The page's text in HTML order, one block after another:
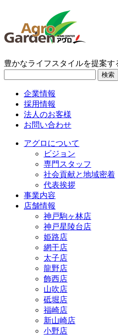
豊かなライフスタイルを提案す
検索
企業情報
採用情報
法人のお客様
お問い合わせ
アグロについて
ビジョン
専門スタッフ
社会貢献と地域密着
代表挨拶
事業内容
店舗情報
神戸駒ヶ林店
神戸星陵台店
姫路店
網干店
太子店
龍野店
飾西店
山吹店
砥堀店
福崎店
新山崎店
小野店